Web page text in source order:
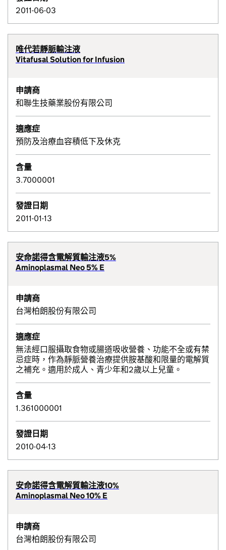
2011-06-03
唯代若靜脈輸注液
Vitafusal Solution for Infusion
申請商
和聯生技藥業股份有限公司
適應症
預防及治療血容積低下及休克
含量
3.7000001
發證日期
2011-01-13
安命諾得含電解質輸注液5%
Aminoplasmal Neo 5% E
申請商
台灣柏朗股份有限公司
適應症
無法經口服攝取食物或腸道吸收營養、功能不全或有禁
忌症時，作為靜脈營養治療提供胺基酸和限量的電解質
之補充。適用於成人、青少年和2歲以上兒童。
含量
1.361000001
發證日期
2010-04-13
安命諾得含電解質輸注液10%
Aminoplasmal Neo 10% E
申請商
台灣柏朗股份有限公司